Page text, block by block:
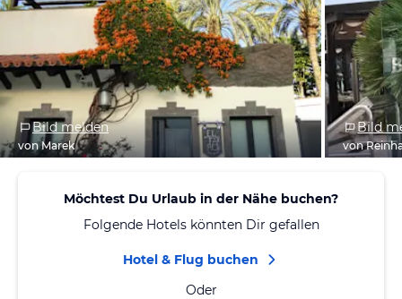
Bild melden
von Marek
Bild
von
Möchtest Du Urlaub in der Nähe buchen?
Folgende Hotels könnten Dir gefallen
Hotel & Flug buchen
Oder